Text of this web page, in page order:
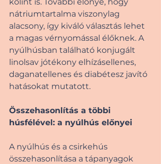
nátriumtartalma viszonylag
alacsony, így kiváló választás lehet
a magas vérnyomással élőknek. A
nyúlhúsban található konjugált
linolsav jótékony elhízásellenes,
daganatellenes és diabétesz javító
hatásokat mutatott.
Összehasonlítás a többi
húsfélével: a nyúlhús előnyei
A nyúlhús és a csirkehús
összehasonlítása a tápanyagok